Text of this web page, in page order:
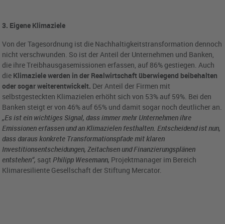
3. Eigene Klimaziele
Von der Tagesordnung ist die Nachhaltigkeitstransformation dennoch
nicht verschwunden. So ist der Anteil der Unternehmen und Banken,
die ihre Treibhausgasemissionen erfassen, auf 86% gestiegen. Auch
die Klimaziele werden in der Realwirtschaft überwiegend beibehalten
oder sogar weiterentwickelt. Der Anteil der Firmen mit
selbstgesteckten Klimazielen erhöht sich von 53% auf 59%. Bei den
Banken steigt er von 46% auf 65% und damit sogar noch deutlicher an.
„Es ist ein wichtiges Signal, dass immer mehr Unternehmen ihre
Emissionen erfassen und an Klimazielen festhalten. Entscheidend ist nun,
dass daraus konkrete Transformationspfade mit klaren
Investitionsentscheidungen, Zeitachsen und Finanzierungsplänen
entstehen“, sagtPhilipp Wesemann, Projektmanager im Bereich
Klimaresiliente Gesellschaft der Stiftung Mercator.